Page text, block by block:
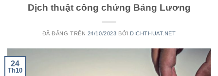
Dịch thuật công chứng Bảng Lương
ĐÃ ĐĂNG TRÊN 24/10/2023 BỞI DICHTHUAT.NET
24
Th10